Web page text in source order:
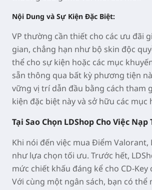
Nội Dung và Sự Kiện Đặc Biệt:
VP thường cần thiết cho các ưu đãi
gian, chẳng hạn như bộ skin độc
thể cho sự kiện hoặc các mục
sẵn thông qua bất kỳ phương tiện
vững vị trí dẫn đầu bằng cách tham
kiện đặc biệt này và sở hữu các mục
Tại Sao Chọn LDShop Cho Việc Nạp
Khi nói đến việc mua Điểm Valorant,
như lựa chọn tối ưu. Trước hết,
mức chiết khấu đáng kể cho CD-Key
Với cùng một ngân sách, bạn có thể